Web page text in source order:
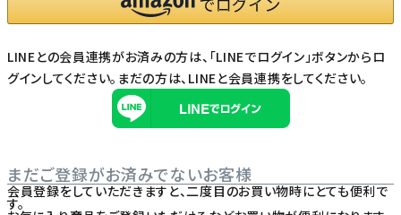
LINEとの会員連携がお済みの方は、「LINEでログイン」ボタンからロ
グインしてください。まだの方は、 LINEと会員連携をしてください。
まだご登録がお済みでないお客様
会員登録をしていただきますと、二度目のお買い物時にとても便利で
す。